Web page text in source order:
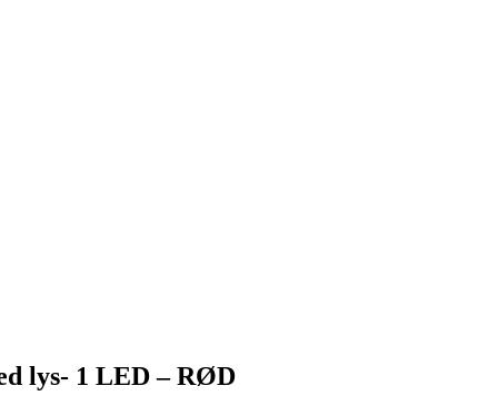
lys- 1 LED – RØD